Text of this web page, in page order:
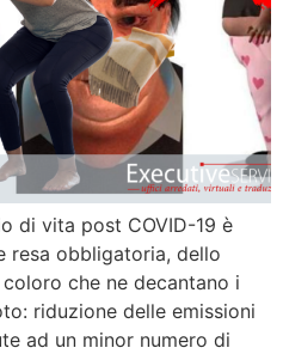
di vita post COVID-19 è
resa obbligatoria, dello
che ne decantano i
riduzione delle emissioni
ad un minor numero di